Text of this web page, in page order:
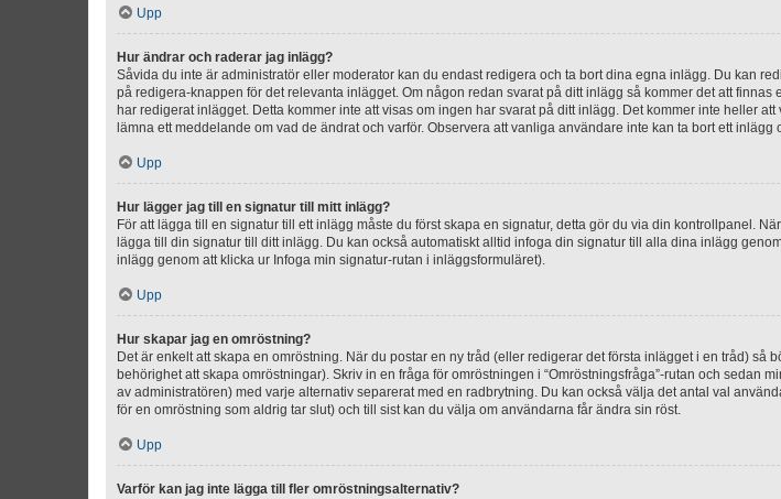
Upp
Hur ändrar och raderar jag inlägg?
Såvida du inte är administratör eller moderator kan du endast redigera och ta bort dina egna inlägg. Du kan
på redigera-knappen för det relevanta inlägget. Om någon redan svarat på ditt inlägg så kommer det att
har redigerat inlägget. Detta kommer inte att visas om ingen har svarat på ditt inlägg. Det kommer inte heller
lämna ett meddelande om vad de ändrat och varför. Observera att vanliga användare inte kan ta bort ett inlägg
Upp
Hur lägger jag till en signatur till mitt inlägg?
För att lägga till en signatur till ett inlägg måste du först skapa en signatur, detta gör du via din kontrollpanel.
lägga till din signatur till ditt inlägg. Du kan också automatiskt alltid infoga din signatur till alla dina inlägg
inlägg genom att klicka ur Infoga min signatur-rutan i inläggsformuläret).
Upp
Hur skapar jag en omröstning?
Det är enkelt att skapa en omröstning. När du postar en ny tråd (eller redigerar det första inlägget i en tråd)
behörighet att skapa omröstningar). Skriv in en fråga för omröstningen i “Omröstningsfråga”-rutan och sedan
av administratören) med varje alternativ separerat med en radbrytning. Du kan också välja det antal val
för en omröstning som aldrig tar slut) och till sist kan du välja om användarna får ändra sin röst.
Upp
Varför kan jag inte lägga till fler omröstningsalternativ?